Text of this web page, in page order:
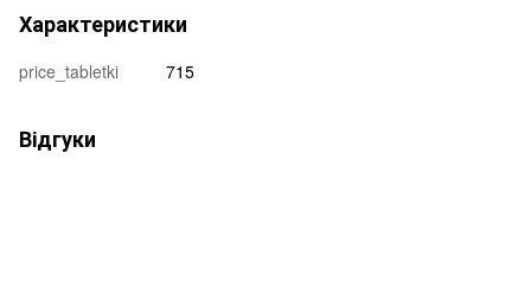
Характеристики
price_tabletki 715
Відгуки